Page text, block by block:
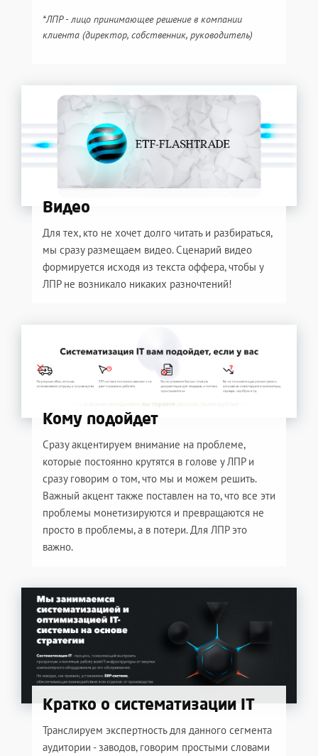
*ЛПР - лицо принимающее решение в компании
клиента (директор, собственник, руководитель)
Видео
Для тех, кто не хочет долго читать и разбираться,
мы сразу размещаем видео. Сценарий видео
формируется исходя из текста оффера, чтобы у
ЛПР не возникало никаких разночтений!
Кому подойдет
Сразу акцентируем внимание на проблеме,
которые постоянно крутятся в голове у ЛПР и
сразу говорим о том, что мы и можем решить.
Важный акцент также поставлен на то, что все эти
проблемы монетизируются и превращаются не
просто в проблемы, а в потери. Для ЛПР это
важно.
Кратко о систематизации IT
Транслируем экспертность для данного сегмента
аудитории - заводов, говорим простыми словами